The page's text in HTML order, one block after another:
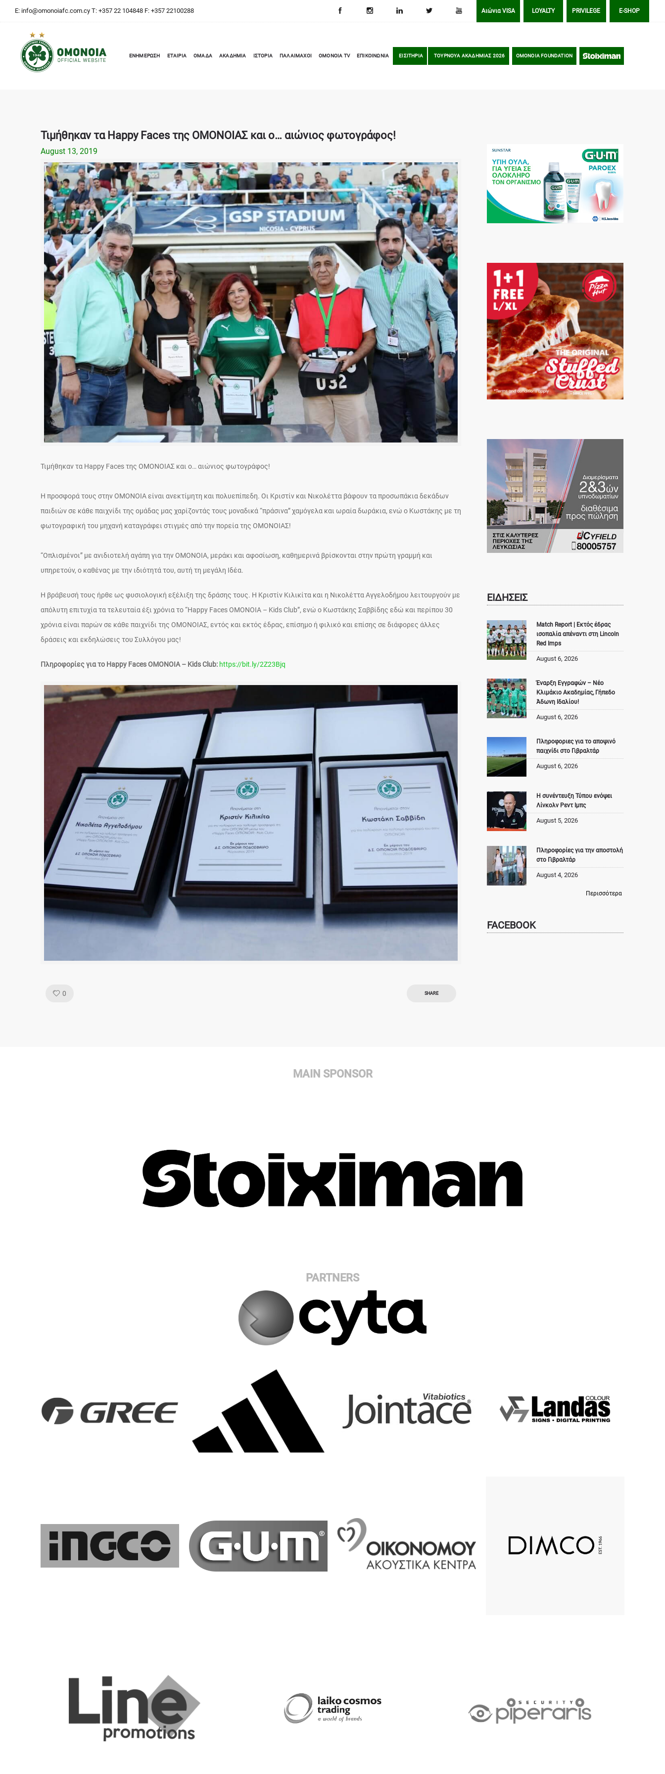
E: info@omonoiafc.com.cy T: +357 22 104848 F: +357 22100288 Αιώνια VISA LOYALTY PRIVILEGE E-SHOP
ΕΝΗΜΕΡΩΣΗ ΕΤΑΙΡΙΑ ΟΜΑΔΑ ΑΚΑΔΗΜΙΑ ΙΣΤΟΡΙΑ ΠΑΛΑΙΜΑΧΟΙ OMONOIA TV ΕΠΙΚΟΙΝΩΝΙΑ ΕΙΣΙΤΗΡΙΑ ΤΟΥΡΝΟΥΑ ΑΚΑΔΗΜΙΑΣ 2026 OMONOIA FOUNDATION STOIXIMAN
Τιμήθηκαν τα Happy Faces της ΟΜΟΝΟΙΑΣ και ο… αιώνιος φωτογράφος!
August 13, 2019
Τιμήθηκαν τα Happy Faces της ΟΜΟΝΟΙΑΣ και ο… αιώνιος φωτογράφος!
Η προσφορά τους στην ΟΜΟΝΟΙΑ είναι ανεκτίμητη και πολυεπίπεδη. Οι Κριστίν και Νικολέττα βάφουν τα προσωπάκια δεκάδων
παιδιών σε κάθε παιχνίδι της ομάδας μας χαρίζοντάς τους μοναδικά “πράσινα” χαμόγελα και ωραία δωράκια, ενώ ο Κωστάκης με τη
φωτογραφική του μηχανή καταγράφει στιγμές από την πορεία της ΟΜΟΝΟΙΑΣ!
“Οπλισμένοι” με ανιδιοτελή αγάπη για την ΟΜΟΝΟΙΑ, μεράκι και αφοσίωση, καθημερινά βρίσκονται στην πρώτη γραμμή και
υπηρετούν, ο καθένας με την ιδιότητά του, αυτή τη μεγάλη Ιδέα.
Η βράβευσή τους ήρθε ως φυσιολογική εξέλιξη της δράσης τους. Η Κριστίν Κιλικίτα και η Νικολέττα Αγγελοδήμου λειτουργούν με
απόλυτη επιτυχία τα τελευταία έξι χρόνια το “Happy Faces OMONOIA – Kids Club”, ενώ ο Κωστάκης Σαββίδης εδώ και περίπου 30
χρόνια είναι παρών σε κάθε παιχνίδι της ΟΜΟΝΟΙΑΣ, εντός και εκτός έδρας, επίσημο ή φιλικό και επίσης σε διάφορες άλλες
δράσεις και εκδηλώσεις του Συλλόγου μας!
Πληροφορίες για το Happy Faces OMONOIA – Kids Club: https://bit.ly/2Z23Bjq
0 SHARE
ΕΙΔΗΣΕΙΣ
Match Report | Εκτός έδρας
ισοπαλία απέναντι στη Lincoln
Red Imps
August 6, 2026
Έναρξη Εγγραφών – Νέο
Κλιμάκιο Ακαδημίας, Γήπεδο
Άδωνη Ιδαλίου!
August 6, 2026
Πληροφοριες για το αποψινό
παιχνίδι στο Γιβραλτάρ
August 6, 2026
Η συνέντευξη Τύπου ενόψει
Λίνκολν Ρεντ Ιμπς
August 5, 2026
Πληροφορίες για την αποστολή
στο Γιβραλτάρ
August 4, 2026
Περισσότερα
FACEBOOK
MAIN SPONSOR
PARTNERS